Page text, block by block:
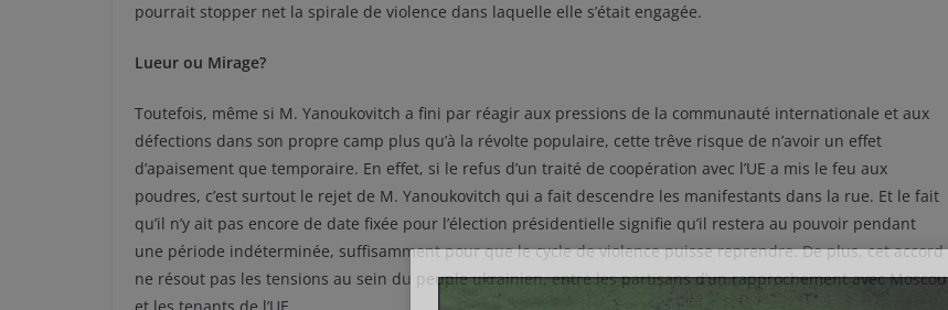
pourrait stopper net la spirale de violence dans laquelle elle s’était engagée.
Lueur ou Mirage?
Toutefois, même si M. Yanoukovitch a fini par réagir aux pressions de la communauté internationale et aux
défections dans son propre camp plus qu’à la révolte populaire, cette trêve risque de n’avoir un effet
d’apaisement que temporaire. En effet, si le refus d’un traité de coopération avec l’UE a mis le feu aux
poudres, c’est surtout le rejet de M. Yanoukovitch qui a fait descendre les manifestants dans la rue. Et le fait
qu’il n’y ait pas encore de date fixée pour l’élection présidentielle signifie qu’il restera au pouvoir pendant
une période indéterminée, suffisamment pour que le cycle de violence puisse reprendre. De plus, cet accord
ne résout pas les tensions au sein du peuple ukrainien, entre les partisans d’un rapprochement avec Moscou